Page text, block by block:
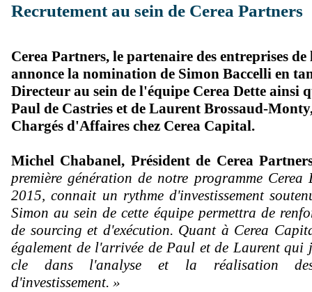
Recrutement au sein de Cerea Partners
Cerea Partners, le partenaire des entreprises
annonce la nomination de Simon Baccelli en
Directeur au sein de l'équipe Cerea Dette ainsi
Paul de Castries et de Laurent Brossaud-
Chargés d'Affaires chez Cerea Capital.
Michel Chabanel, Président de Cerea
première génération de notre programme Cerea
2015, connait un rythme d'investissement
Simon au sein de cette équipe permettra de
de sourcing et d'exécution. Quant à Cerea
également de l'arrivée de Paul et de Laurent qui
cle dans l'analyse et la réalisation des
d'investissement. »